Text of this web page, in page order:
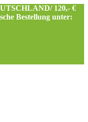
120,- €
Bestellung unter: